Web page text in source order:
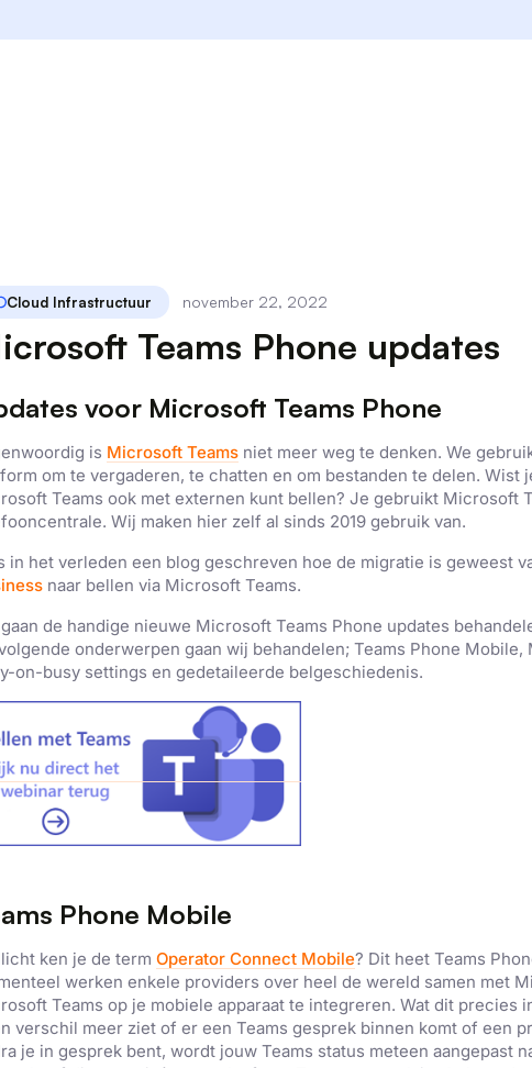
Cloud Infrastructuur november 22, 2022
Teams Phone updates
voor Microsoft Teams Phone
is Microsoft Teams niet meer weg te denken. We
om te vergaderen, te chatten en om bestanden te delen. Wist
Teams ook met externen kunt bellen? Je gebruikt Microsoft
Wij maken hier zelf al sinds 2019 gebruik van.
in het verleden een blog geschreven hoe de migratie is geweest
naar bellen via Microsoft Teams.
de handige nieuwe Microsoft Teams Phone updates
onderwerpen gaan wij behandelen; Teams Phone Mobile,
on-busy settings en gedetaileerde belgeschiedenis.
Phone Mobile
ken je de term Operator Connect Mobile? Dit heet Teams
werken enkele providers over heel de wereld samen met
Teams op je mobiele apparaat te integreren. Wat dit precies
verschil meer ziet of er een Teams gesprek binnen komt of een
je in gesprek bent, wordt jouw Teams status meteen aangepast